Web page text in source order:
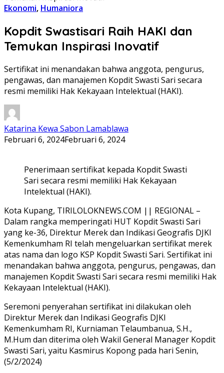
Ekonomi, Humaniora
Kopdit Swastisari Raih HAKI dan
Temukan Inspirasi Inovatif
Sertifikat ini menandakan bahwa anggota, pengurus,
pengawas, dan manajemen Kopdit Swasti Sari secara
resmi memiliki Hak Kekayaan Intelektual (HAKI).
Katarina Kewa Sabon Lamablawa
Februari 6, 2024Februari 6, 2024
Penerimaan sertifikat kepada Kopdit Swasti
Sari secara resmi memiliki Hak Kekayaan
Intelektual (HAKI).
Kota Kupang, TIRILOLOKNEWS.COM || REGIONAL –
Dalam rangka memperingati HUT Kopdit Swasti Sari
yang ke-36, Direktur Merek dan Indikasi Geografis DJKI
Kemenkumham RI telah mengeluarkan sertifikat merek
atas nama dan logo KSP Kopdit Swasti Sari. Sertifikat ini
menandakan bahwa anggota, pengurus, pengawas, dan
manajemen Kopdit Swasti Sari secara resmi memiliki Hak
Kekayaan Intelektual (HAKI).
Seremoni penyerahan sertifikat ini dilakukan oleh
Direktur Merek dan Indikasi Geografis DJKI
Kemenkumham RI, Kurniaman Telaumbanua, S.H.,
M.Hum dan diterima oleh Wakil General Manager Kopdit
Swasti Sari, yaitu Kasmirus Kopong pada hari Senin,
(5/2/2024)